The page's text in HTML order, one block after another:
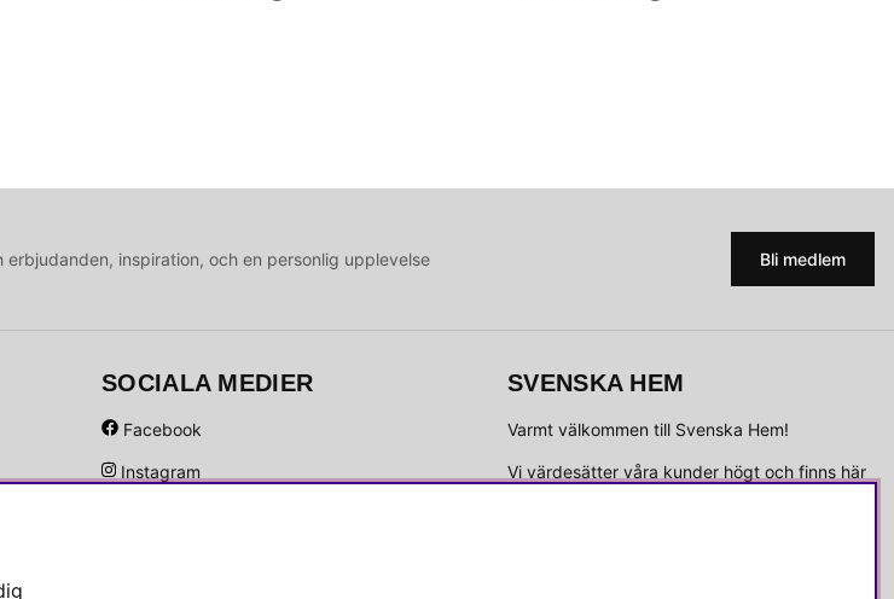
inspiration, och en personlig upplevelse Bli medlem
SOCIALA MEDIER
Facebook
Instagram
SVENSKA HEM
Varmt välkommen till Svenska Hem!
Vi värdesätter våra kunder högt och finns här